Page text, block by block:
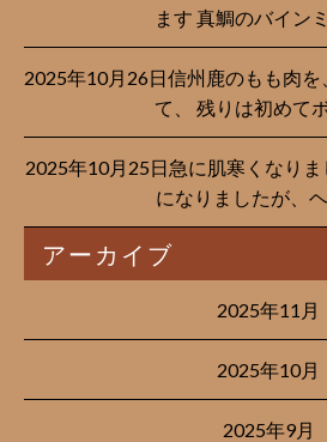
ます 真鯛のバイン
2025年10月26日信州鹿のもも肉
て、 残りは初めて
2025年10月25日急に肌寒くなりま
になりましたが、
アーカイブ
2025年11月
2025年10月
2025年9月